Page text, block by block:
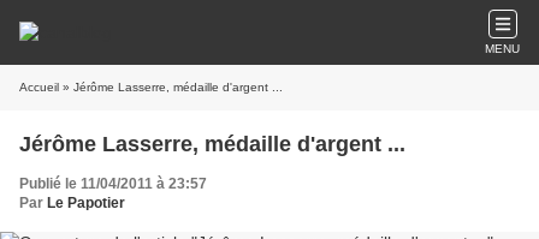
MENU
Accueil » Jérôme Lasserre, médaille d'argent ...
Jérôme Lasserre, médaille d'argent ...
Publié le 11/04/2011 à 23:57
Par Le Papotier